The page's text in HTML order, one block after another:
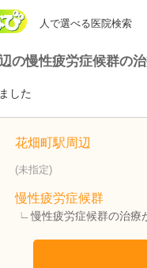
人で選べる医院検索
の慢性疲労症候群の
した
花畑町駅周辺
(未指定)
慢性疲労症候群
慢性疲労症候群の治療